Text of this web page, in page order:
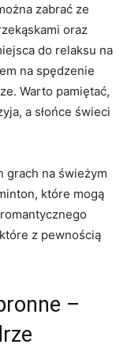
zabrać ze
oraz
do relaksu na
na spędzenie
Warto pamiętać,
a słońce‍ świeci
grach na świeżym
które mogą
z pewnością
–